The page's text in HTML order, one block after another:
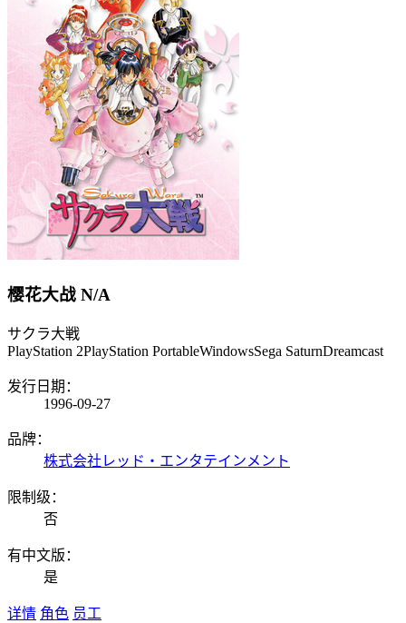
樱花大战 N/A
サクラ大戦
PlayStation 2PlayStation PortableWindowsSega SaturnDreamcast
发行日期：
1996-09-27
品牌：
株式会社レッド・エンタテインメント
限制级：
否
有中文版：
是
详情 角色 员工